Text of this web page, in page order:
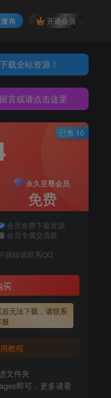
发布 开通会员
载全站资源！
载全站资源！
言或请点击这里
言或请点击这里
言或请点击这里
永久至尊会员
免费
会员免费下载资源
会员专属交流群
跳转请联系QQ：
买
无法下载，请联系
教程
文件夹
即可，更多请看
已售 10